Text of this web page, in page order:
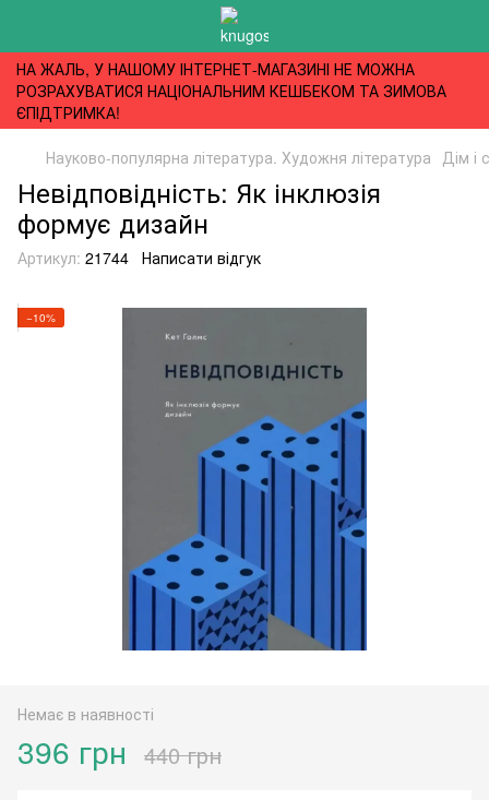
НА ЖАЛЬ, У НАШОМУ ІНТЕРНЕТ-МАГАЗИНІ НЕ МОЖНА
РОЗРАХУВАТИСЯ НАЦІОНАЛЬНИМ КЕШБЕКОМ ТА ЗИМОВА
ЄПІДТРИМКА!
Науково-популярна література. Художня література Дім і
Невідповідність: Як інклюзія
формує дизайн
Артикул: 21744 Написати відгук
−10%
Немає в наявності
396 грн 440 грн